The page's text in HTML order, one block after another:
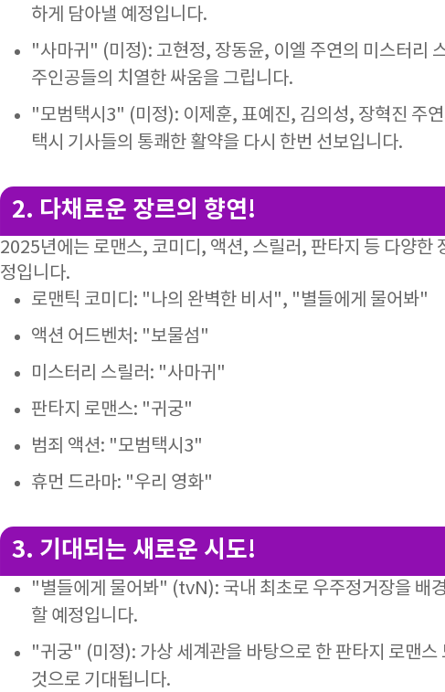
하게 담아낼 예정입니다.
"사마귀" (미정): 고현정, 장동윤, 이엘 주연의 미스터리
주인공들의 치열한 싸움을 그립니다.
"모범택시3" (미정): 이제훈, 표예진, 김의성, 장혁진 주
택시 기사들의 통쾌한 활약을 다시 한번 선보입니다.
2. 다채로운 장르의 향연!
2025년에는 로맨스, 코미디, 액션, 스릴러, 판타지 등 다양한
정입니다.
로맨틱 코미디: "나의 완벽한 비서", "별들에게 물어봐"
액션 어드벤처: "보물섬"
미스터리 스릴러: "사마귀"
판타지 로맨스: "귀궁"
범죄 액션: "모범택시3"
휴먼 드라마: "우리 영화"
3. 기대되는 새로운 시도!
"별들에게 물어봐" (tvN): 국내 최초로 우주정거장을 배
할 예정입니다.
"귀궁" (미정): 가상 세계관을 바탕으로 한 판타지 로맨
것으로 기대됩니다.